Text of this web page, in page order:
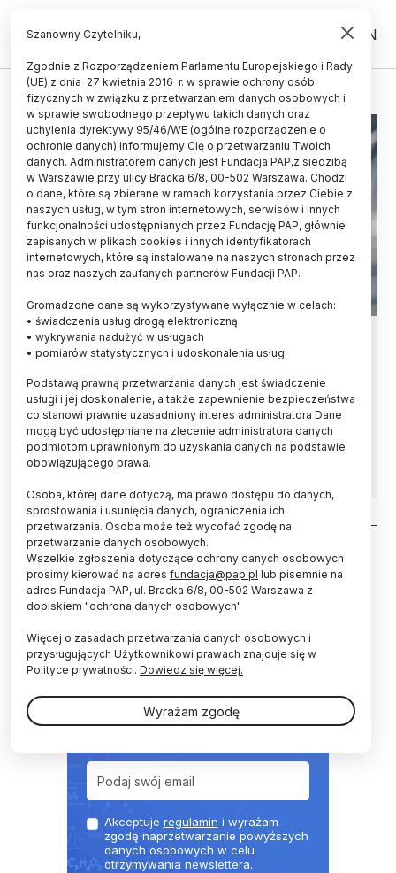
PL EN
NIĆ
Pajęcza nić niestrawna dla bakterii
Pajęcza nić niełatwo ulega procesom rozkładu
wskutek działania bakterii. Wynika to ze słabego
przyswajania przez bakterie zawartego w niej
azotu – informuje „Journal of Experimental
Biology”.
Stronicowanie
NEWSLETTER
Zapraszamy do zapisania się
do naszego newslettera
Akceptuje regulamin i wyrażam
zgodę naprzetwarzanie powyższych
danych osobowych w celu
otrzymywania newslettera.
Szanowny Czytelniku,
Zgodnie z Rozporządzeniem Parlamentu Europejskiego i Rady
(UE) z dnia 27 kwietnia 2016 r. w sprawie ochrony osób
fizycznych w związku z przetwarzaniem danych osobowych i
w sprawie swobodnego przepływu takich danych oraz
uchylenia dyrektywy 95/46/WE (ogólne rozporządzenie o
ochronie danych) informujemy Cię o przetwarzaniu Twoich
danych. Administratorem danych jest Fundacja PAP,z siedzibą
w Warszawie przy ulicy Bracka 6/8, 00-502 Warszawa. Chodzi
o dane, które są zbierane w ramach korzystania przez Ciebie z
naszych usług, w tym stron internetowych, serwisów i innych
funkcjonalności udostępnianych przez Fundację PAP, głównie
zapisanych w plikach cookies i innych identyfikatorach
internetowych, które są instalowane na naszych stronach przez
nas oraz naszych zaufanych partnerów Fundacji PAP.
Gromadzone dane są wykorzystywane wyłącznie w celach:
• świadczenia usług drogą elektroniczną
• wykrywania nadużyć w usługach
• pomiarów statystycznych i udoskonalenia usług
Podstawą prawną przetwarzania danych jest świadczenie
usługi i jej doskonalenie, a także zapewnienie bezpieczeństwa
co stanowi prawnie uzasadniony interes administratora Dane
mogą być udostępniane na zlecenie administratora danych
podmiotom uprawnionym do uzyskania danych na podstawie
obowiązującego prawa.
Osoba, której dane dotyczą, ma prawo dostępu do danych,
sprostowania i usunięcia danych, ograniczenia ich
przetwarzania. Osoba może też wycofać zgodę na
przetwarzanie danych osobowych.
Wszelkie zgłoszenia dotyczące ochrony danych osobowych
prosimy kierować na adres fundacja@pap.pl lub pisemnie na
adres Fundacja PAP, ul. Bracka 6/8, 00-502 Warszawa z
dopiskiem "ochrona danych osobowych"
Więcej o zasadach przetwarzania danych osobowych i
przysługujących Użytkownikowi prawach znajduje się w
Polityce prywatności. Dowiedz się więcej.
Wyrażam zgodę